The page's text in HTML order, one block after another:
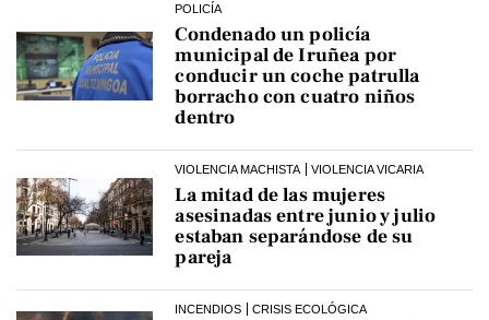
POLICÍA
Condenado un policía
municipal de Iruñea por
conducir un coche patrulla
borracho con cuatro niños
dentro
VIOLENCIA MACHISTA VIOLENCIA VICARIA
La mitad de las mujeres
asesinadas entre junio y julio
estaban separándose de su
pareja
INCENDIOS CRISIS ECOLÓGICA